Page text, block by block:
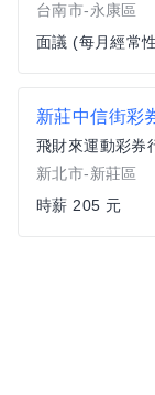
台南市-永康區
面議 (每月經常
新莊中信街彩
飛財來運動彩券
新北市-新莊區
時薪 205 元